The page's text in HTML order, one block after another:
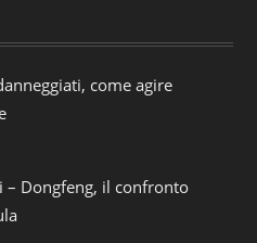
come agire
– Dongfeng, il confronto